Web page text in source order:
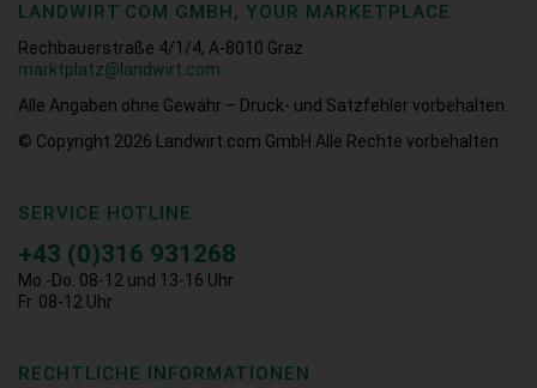
LANDWIRT.COM GMBH, YOUR MARKETPLACE
Rechbauerstraße 4/1/4, A-8010 Graz
marktplatz@landwirt.com
Alle Angaben ohne Gewähr – Druck- und Satzfehler vorbehalten.
© Copyright 2026
Landwirt.com GmbH Alle Rechte vorbehalten.
SERVICE HOTLINE
+43 (0)316 931268
Mo.-Do. 08-12 und 13-16 Uhr
Fr. 08-12 Uhr
RECHTLICHE INFORMATIONEN